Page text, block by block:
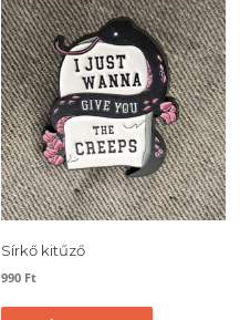
Sírkő kitűző
990 Ft